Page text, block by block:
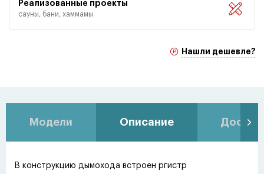
Реализованные проекты
сауны, бани, хаммамы
Нашли дешевле?
Модели Описание
В конструкцию дымохода встроен ргистр